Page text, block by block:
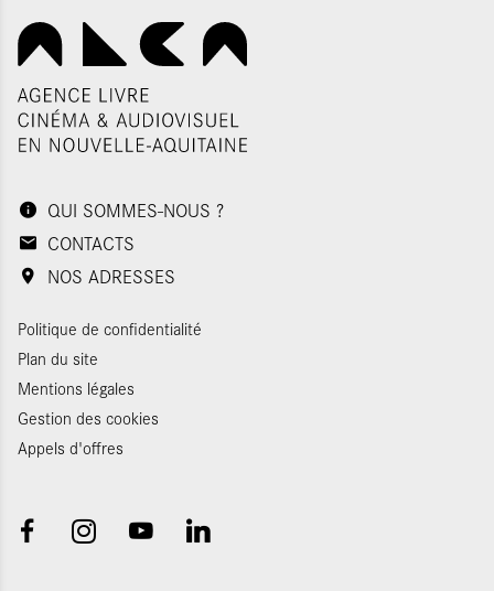
QUI SOMMES-NOUS ?
CONTACTS
NOS ADRESSES
Politique de confidentialité
Plan du site
Mentions légales
Gestion des cookies
Appels d'offres